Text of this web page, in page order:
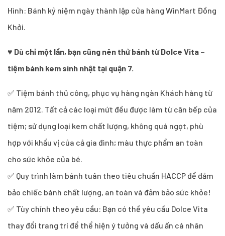
Hình: Bánh kỷ niệm ngày thành lập cửa hàng WinMart Đồng
Khởi.
♥ Dù chỉ một lần, bạn cũng nên thử bánh từ Dolce Vita –
tiệm bánh kem sinh nhật tại quận 7.
✅ Tiệm bánh thủ công, phục vụ hàng ngàn Khách hàng từ
năm 2012. Tất cả các loại mứt đều được làm từ căn bếp của
tiệm; sử dụng loại kem chất lượng, không quá ngọt, phù
hợp với khẩu vị của cả gia đình; màu thực phẩm an toàn
cho sức khỏe của bé.
✅ Quy trình làm bánh tuân theo tiêu chuẩn HACCP để đảm
bảo chiếc bánh chất lượng, an toàn và đảm bảo sức khỏe!
✅ Tùy chỉnh theo yêu cầu: Bạn có thể yêu cầu Dolce Vita
thay đổi trang trí để thể hiện ý tưởng và dấu ấn cá nhân